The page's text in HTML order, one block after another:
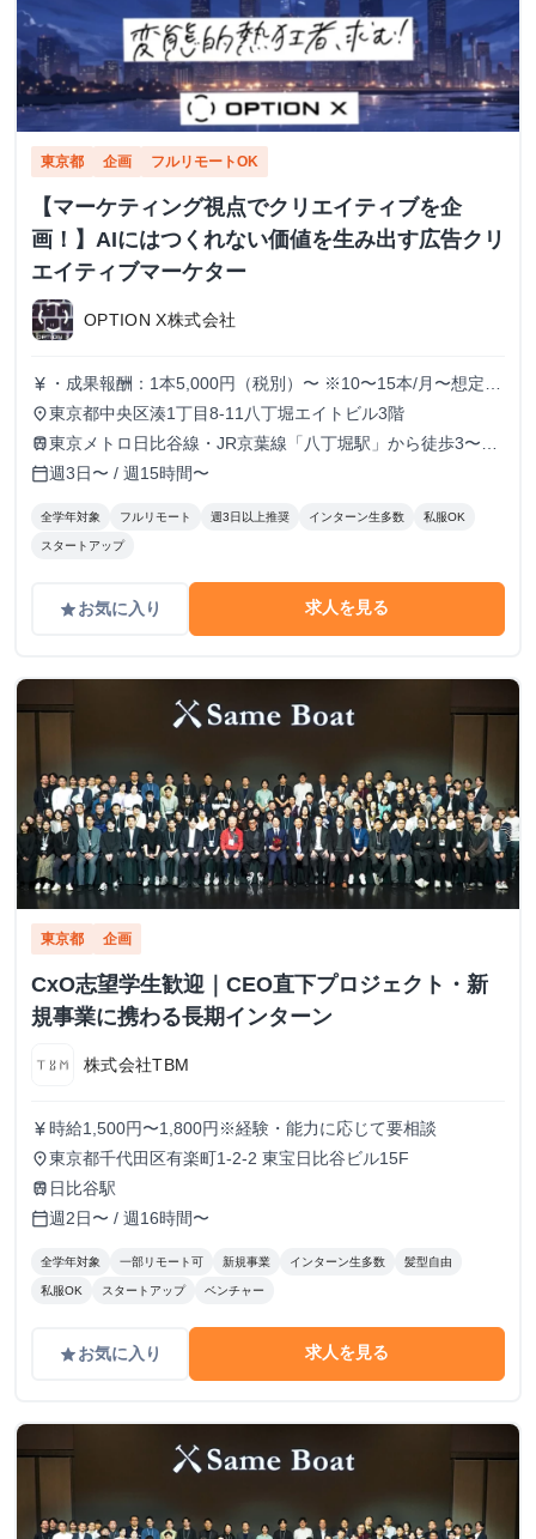
東京都 企画 フルリモートOK
【マーケティング視点でクリエイティブを企
画！】AIにはつくれない価値を生み出す広告クリ
エイティブマーケター
OPTION X株式会社
currency_yen ・成果報酬：1本5,000円（税別）〜 ※10〜15本/月〜想定
※経験、実績、能力等によって変動 ※トライアル期間の場
合変動あり
place東京都中央区湊1丁目8-11八丁堀エイトビル3階
train東京メトロ日比谷線・JR京葉線「八丁堀駅」から徒歩3〜6
分
calendar_today週3日〜 / 週15時間〜
全学年対象 フルリモート 週3日以上推奨 インターン生多数 私服OK
スタートアップ
gradeお気に入り 求人を見る
東京都 企画
CxO志望学生歓迎｜CEO直下プロジェクト・新
規事業に携わる長期インターン
株式会社TBM
currency_yen 時給1,500円〜1,800円※経験・能力に応じて要相談
place東京都千代田区有楽町1-2-2 東宝日比谷ビル15F
train 日比谷駅
calendar_today週2日〜 / 週16時間〜
全学年対象 一部リモート可 新規事業 インターン生多数 髪型自由
私服OK スタートアップ ベンチャー
gradeお気に入り 求人を見る